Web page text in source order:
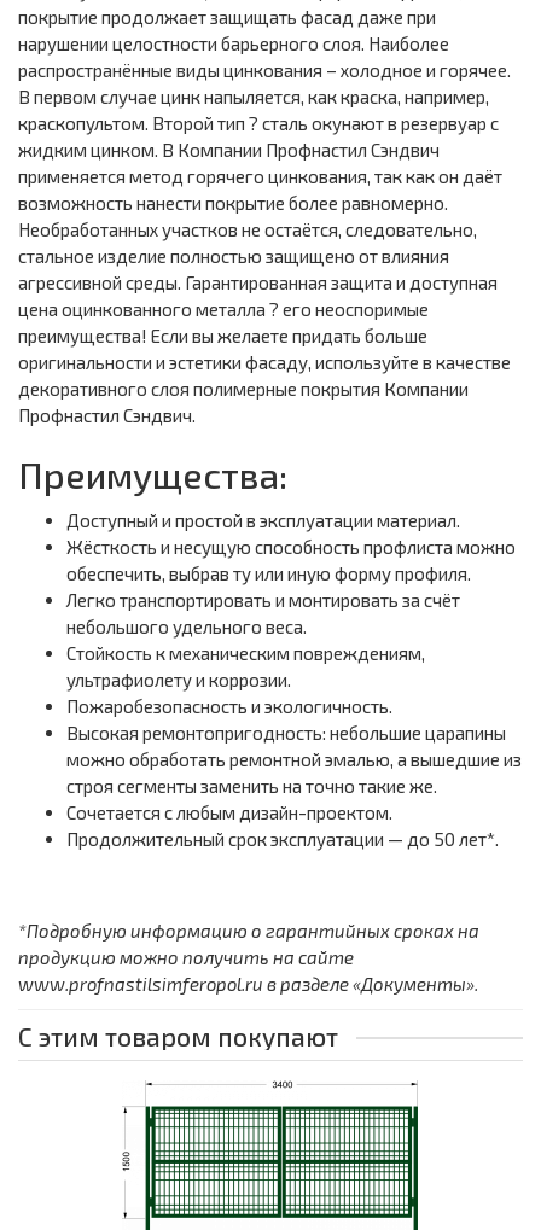
покрытие продолжает защищать фасад даже при
нарушении целостности барьерного слоя. Наиболее
распространённые виды цинкования – холодное и горячее.
В первом случае цинк напыляется, как краска, например,
краскопультом. Второй тип ? сталь окунают в резервуар с
жидким цинком. В Компании Профнастил Сэндвич
применяется метод горячего цинкования, так как он даёт
возможность нанести покрытие более равномерно.
Необработанных участков не остаётся, следовательно,
стальное изделие полностью защищено от влияния
агрессивной среды. Гарантированная защита и доступная
цена оцинкованного металла ? его неоспоримые
преимущества! Если вы желаете придать больше
оригинальности и эстетики фасаду, используйте в качестве
декоративного слоя полимерные покрытия Компании
Профнастил Сэндвич.
Преимущества:
Доступный и простой в эксплуатации материал.
Жёсткость и несущую способность профлиста можно
обеспечить, выбрав ту или иную форму профиля.
Легко транспортировать и монтировать за счёт
небольшого удельного веса.
Стойкость к механическим повреждениям,
ультрафиолету и коррозии.
Пожаробезопасность и экологичность.
Высокая ремонтопригодность: небольшие царапины
можно обработать ремонтной эмалью, а вышедшие из
строя сегменты заменить на точно такие же.
Сочетается с любым дизайн-проектом.
Продолжительный срок эксплуатации — до 50 лет*.
*Подробную информацию о гарантийных сроках на
продукцию можно получить на сайте
www.profnastilsimferopol.ru в разделе «Документы».
С этим товаром покупают